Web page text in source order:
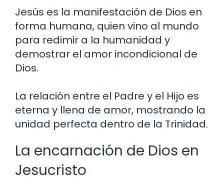
Jesús es la manifestación de Dios en
forma humana, quien vino al mundo
para redimir a la humanidad y
demostrar el amor incondicional de
Dios.
La relación entre el Padre y el Hijo es
eterna y llena de amor, mostrando la
unidad perfecta dentro de la Trinidad.
La encarnación de Dios en
Jesucristo